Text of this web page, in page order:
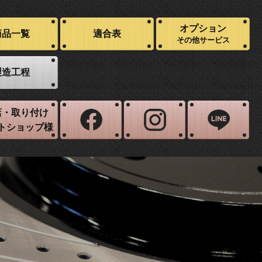
品一覧 適合表
オプション
その他サービス
造工程
・取り付け
ショップ様